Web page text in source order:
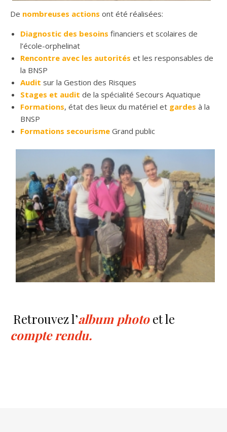
De nombreuses actions ont été réalisées:
Diagnostic des besoins financiers et scolaires de
l’école-orphelinat
Rencontre avec les autorités et les responsables de
la BNSP
Audit sur la Gestion des Risques
Stages et audit de la spécialité Secours Aquatique
Formations, état des lieux du matériel et gardes à la
BNSP
Formations secourisme Grand public
Retrouvez l’albumphotoet le
compte rendu.